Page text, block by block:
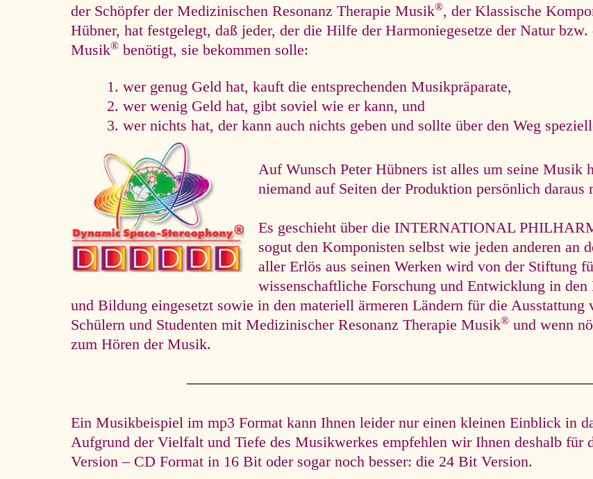
der Schöpfer der Medizinischen Resonanz Therapie Musik®, der Klassische
Hübner, hat festgelegt, daß jeder, der die Hilfe der Harmoniegesetze der Natur
Musik® benötigt, sie bekommen solle:
wer genug Geld hat, kauft die entsprechenden Musikpräparate,
wer wenig Geld hat, gibt soviel wie er kann, und
wer nichts hat, der kann auch nichts geben und sollte über den Weg
Auf Wunsch Peter Hübners ist alles um seine Musik
niemand auf Seiten der Produktion persönlich
Es geschieht über die INTERNATIONAL
so­gut den Komponisten selbst wie jeden anderen an
aller Erlös aus seinen Werken wird von der Stiftung
wissenschaftliche Forschung und Entwicklung in
und Bildung eingesetzt sowie in den materiell ärmeren Ländern für die Ausstattung
Schülern und Studenten mit Medizinischer Resonanz Therapie Musik® und wenn
zum Hören der Musik.
Ein Musikbeispiel im mp3 Format kann Ihnen leider nur einen kleinen Einblick in
Aufgrund der Vielfalt und Tiefe des Musikwerkes empfehlen wir Ihnen deshalb für
Version – CD Format in 16 Bit oder sogar noch besser: die 24 Bit Version.